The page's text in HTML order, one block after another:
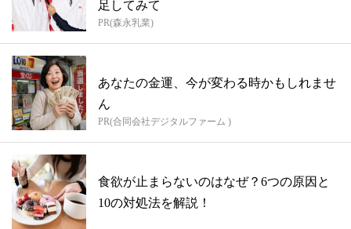
足してみて
PR(森永乳業)
あなたの金運、今が変わる時かもしれませ
ん
PR(合同会社デジタルファーム )
食欲が止まらないのはなぜ？6つの原因と
10の対処法を解説！